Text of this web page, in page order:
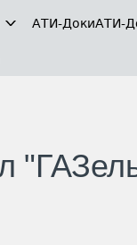
АТИ-ДокиАТИ-